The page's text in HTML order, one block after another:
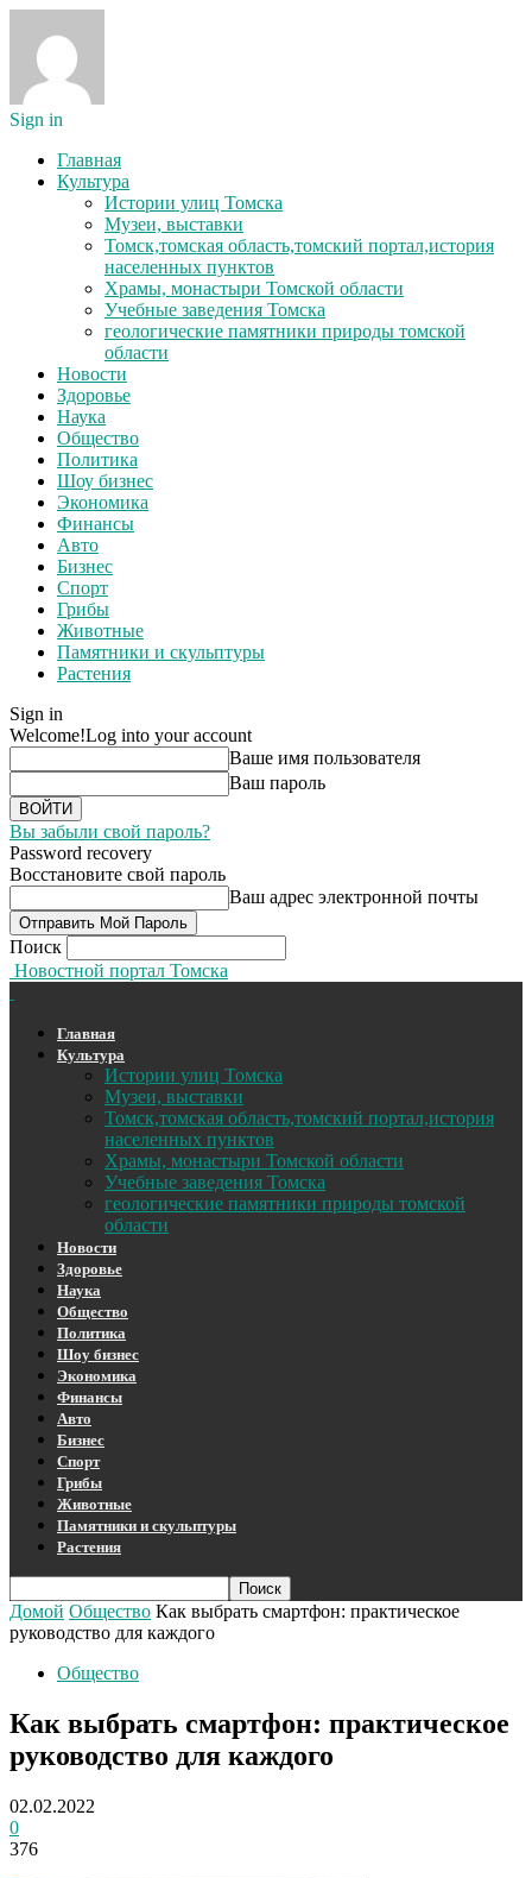
Sign in
Главная
Культура
Истории улиц Томска
Музеи, выставки
Томск,томская область,томский портал,история
населенных пунктов
Храмы, монастыри Томской области
Учебные заведения Томска
геологические памятники природы томской
области
Новости
Здоровье
Наука
Общество
Политика
Шоу бизнес
Экономика
Финансы
Авто
Бизнес
Спорт
Грибы
Животные
Памятники и скульптуры
Растения
Sign in
Welcome!Log into your account
Ваше имя пользователя
Ваш пароль
Вы забыли свой пароль?
Password recovery
Восстановите свой пароль
Ваш адрес электронной почты
Поиск
Новостной портал Томска
Главная
Культура
Истории улиц Томска
Музеи, выставки
Томск,томская область,томский портал,история
населенных пунктов
Храмы, монастыри Томской области
Учебные заведения Томска
геологические памятники природы томской
области
Новости
Здоровье
Наука
Общество
Политика
Шоу бизнес
Экономика
Финансы
Авто
Бизнес
Спорт
Грибы
Животные
Памятники и скульптуры
Растения
Домой Общество Как выбрать смартфон: практическое
руководство для каждого
Общество
Как выбрать смартфон: практическое
руководство для каждого
02.02.2022
0
376